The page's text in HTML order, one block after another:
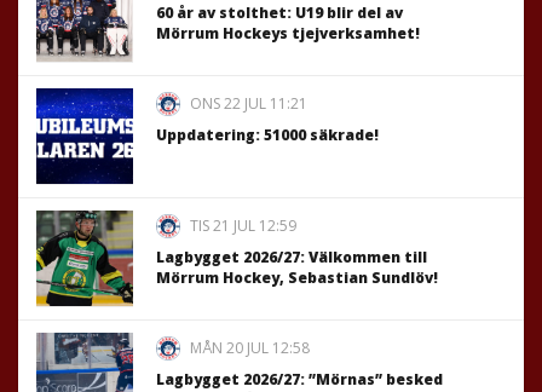
60 år av stolthet: U19 blir del av
Mörrum Hockeys tjejverksamhet!
ONS 22 JUL 11:21
Uppdatering: 51000 säkrade!
TIS 21 JUL 12:59
Lagbygget 2026/27: Välkommen till
Mörrum Hockey, Sebastian Sundlöv!
MÅN 20 JUL 12:58
Lagbygget 2026/27: ”Mörnas” besked